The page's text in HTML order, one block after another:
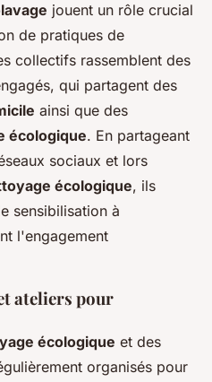
jouent un rôle crucial
de pratiques de
collectifs rassemblent des
qui partagent des
ainsi que des
écologique. En partageant
sociaux et lors
écologique, ils
sensibilisation à
l'engagement
ateliers pour
écologique et des
organisés pour